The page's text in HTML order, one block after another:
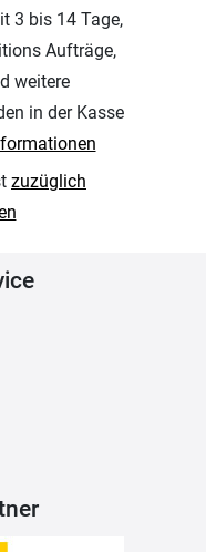
3 bis 14 Tage,
Aufträge,
weitere
in der Kasse
zuzüglich